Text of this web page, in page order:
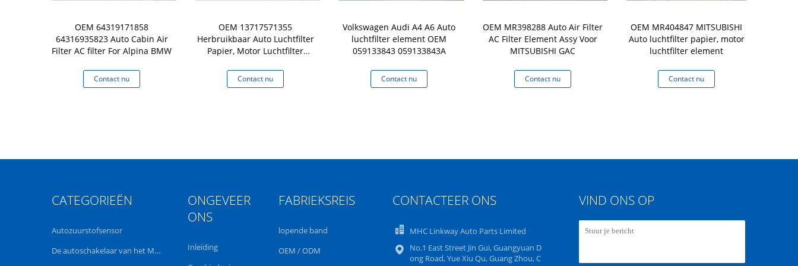
OEM 64319171858
64316935823 Auto Cabin Air
Filter AC filter For Alpina BMW
Contact nu
OEM 13717571355
Herbruikbaar Auto Luchtfilter
Papier, Motor Luchtfilter
Contact nu
Volkswagen Audi A4 A6 Auto
luchtfilter element OEM
059133843 059133843A
Contact nu
OEM MR398288 Auto Air Filter
AC Filter Element Assy Voor
MITSUBISHI GAC
Contact nu
OEM MR404847 MITSUBISHI
Auto luchtfilter papier, motor
luchtfilter element
Contact nu
CATEGORIEËN
Autozuurstofsensor
De autoschakelaar van het Machtsvenster
ONGEVEER
ONS
Inleiding
FABRIEKSREIS
lopende band
OEM / ODM
CONTACTEER ONS
MHC Linkway Auto Parts Limited
No.1 East Street Jin Gui, Guangyuan D
ong Road, Yue Xiu Qu, Guang Zhou, C
VIND ONS OP